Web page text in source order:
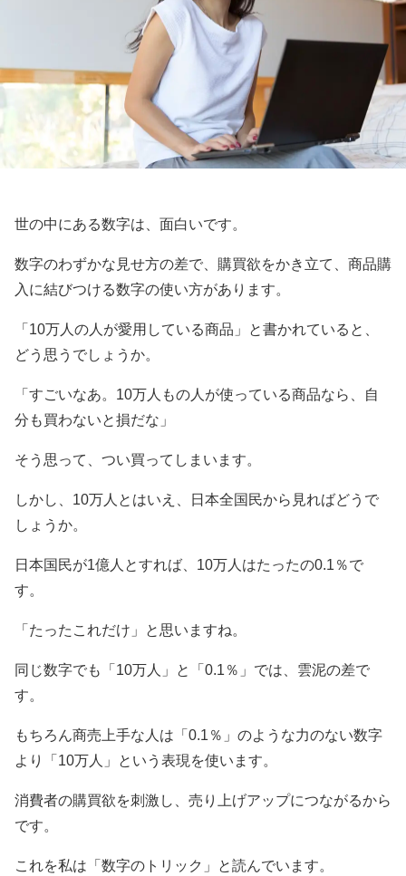
世の中にある数字は、面白いです。
数字のわずかな見せ方の差で、購買欲をかき立て、商品購
入に結びつける数字の使い方があります。
「10万人の人が愛用している商品」と書かれていると、
どう思うでしょうか。
「すごいなあ。10万人もの人が使っている商品なら、自
分も買わないと損だな」
そう思って、つい買ってしまいます。
しかし、10万人とはいえ、日本全国民から見ればどうで
しょうか。
日本国民が1億人とすれば、10万人はたったの0.1％で
す。
「たったこれだけ」と思いますね。
同じ数字でも「10万人」と「0.1％」では、雲泥の差で
す。
もちろん商売上手な人は「0.1％」のような力のない数字
より「10万人」という表現を使います。
消費者の購買欲を刺激し、売り上げアップにつながるから
です。
これを私は「数字のトリック」と読んでいます。